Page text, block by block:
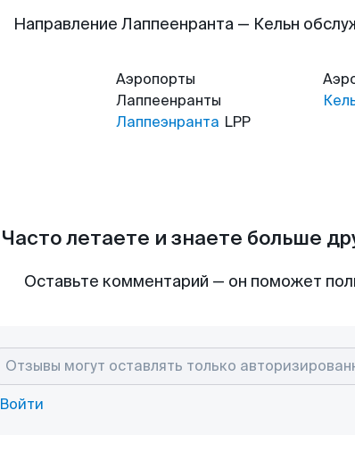
Направление Лаппеенранта — Кельн
Аэропорты
Лаппеенранты
Лаппеэнранта LPP
Часто летаете и знаете больше
Оставьте комментарий — он поможет
Войти